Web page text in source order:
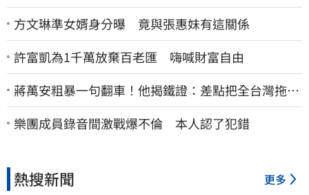
方文琳準女婿身分曝 竟與張惠妹有這關係
許富凱為1千萬放棄百老匯 嗨喊財富自由
蔣萬安粗暴一句翻車！他揭鐵證：差點把全台灣拖下
水哪時道歉
樂團成員錄音間激戰爆不倫 本人認了犯錯
熱搜新聞 更多